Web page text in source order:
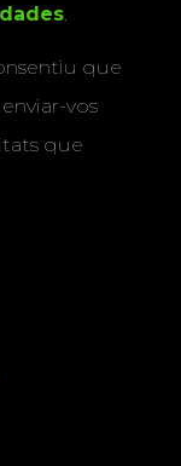
que
vos
que